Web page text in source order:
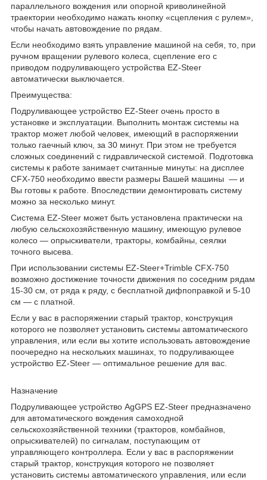
параллельного вождения или опорной криволинейной
траектории необходимо нажать кнопку «сцепления с рулем»,
чтобы начать автовождение по рядам.
Если необходимо взять управление машиной на себя, то, при
ручном вращении рулевого колеса, сцепление его с
приводом подруливающего устройства EZ-Steer
автоматически выключается.
Преимущества:
Подруливающее устройство EZ-Steer очень просто в
установке и эксплуатации. Выполнить монтаж системы на
трактор может любой человек, имеющий в распоряжении
только гаечный ключ, за 30 минут. При этом не требуется
сложных соединений с гидравлической системой. Подготовка
системы к работе занимает считанные минуты: на дисплее
CFX-750 необходимо ввести размеры Вашей машины — и
Вы готовы к работе. Впоследствии демонтировать систему
можно за несколько минут.
Система EZ-Steer может быть установлена практически на
любую сельскохозяйственную машину, имеющую рулевое
колесо — опрыскиватели, тракторы, комбайны, сеялки
точного высева.
При использовании системы EZ-Steer+Trimble CFX-750
возможно достижение точности движения по соседним рядам
15-30 см, от ряда к ряду, с бесплатной дифпоправкой и 5-10
см — с платной.
Если у вас в распоряжении старый трактор, конструкция
которого не позволяет установить системы автоматического
управления, или если вы хотите использовать автовождение
поочередно на нескольких машинах, то подруливающее
устройство EZ-Steer — оптимальное решение для вас.
Назначение
Подруливающее устройство AgGPS EZ-Steer предназначено
для автоматического вождения самоходной
сельскохозяйственной техники (тракторов, комбайнов,
опрыскивателей) по сигналам, поступающим от
управляющего контроллера. Если у вас в распоряжении
старый трактор, конструкция которого не позволяет
установить системы автоматического управления, или если